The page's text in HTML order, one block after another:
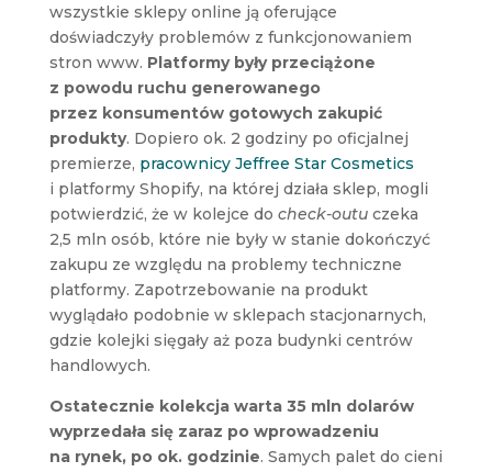
wszystkie sklepy online ją oferujące
doświadczyły problemów z funkcjonowaniem
stron www. Platformy były przeciążone
z powodu ruchu generowanego
przez konsumentów gotowych zakupić
produkty. Dopiero ok. 2 godziny po oficjalnej
premierze, pracownicy Jeffree Star Cosmetics
i platformy Shopify, na której działa sklep, mogli
potwierdzić, że w kolejce do check-outuczeka
2,5 mln osób, które nie były w stanie dokończyć
zakupu ze względu na problemy techniczne
platformy. Zapotrzebowanie na produkt
wyglądało podobnie w sklepach stacjonarnych,
gdzie kolejki sięgały aż poza budynki centrów
handlowych.
Ostatecznie kolekcja warta 35 mln dolarów
wyprzedała się zaraz po wprowadzeniu
na rynek, po ok. godzinie. Samych palet do cieni